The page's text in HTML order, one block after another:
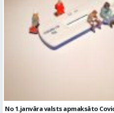
No 1.janvāra valsts apmaksāto